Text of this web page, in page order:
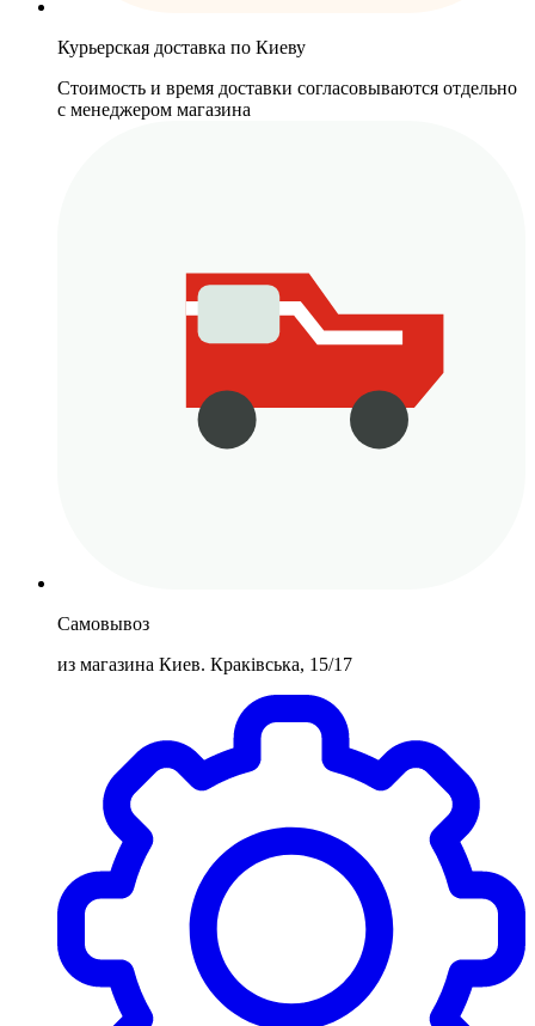
Курьерская доставка по Киеву
Стоимость и время доставки согласовываются отдельно
с менеджером магазина
Самовывоз
из магазина Киев. Краківська, 15/17